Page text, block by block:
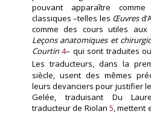
pouvant apparaître
classiques –telles les Œuvres
comme des cours utiles
Leçons anatomiques et
Courtin4– qui sont traduites
Les traducteurs, dans la
siècle, usent des mêmes
leurs devanciers pour justifier
Gelée, traduisant Du
traducteur de Riolan 5, mettent